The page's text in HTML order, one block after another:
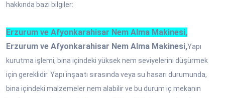
hakkında bazı bilgiler:
Erzurum ve Afyonkarahisar Nem Alma Makinesi,
Erzurum ve Afyonkarahisar Nem Alma Makinesi,Yapı
kurutma işlemi, bina içindeki yüksek nem seviyelerini düşürmek
için gereklidir. Yapı inşaatı sırasında veya su hasarı durumunda,
bina içindeki malzemeler nem alabilir ve bu durum iç mekanın